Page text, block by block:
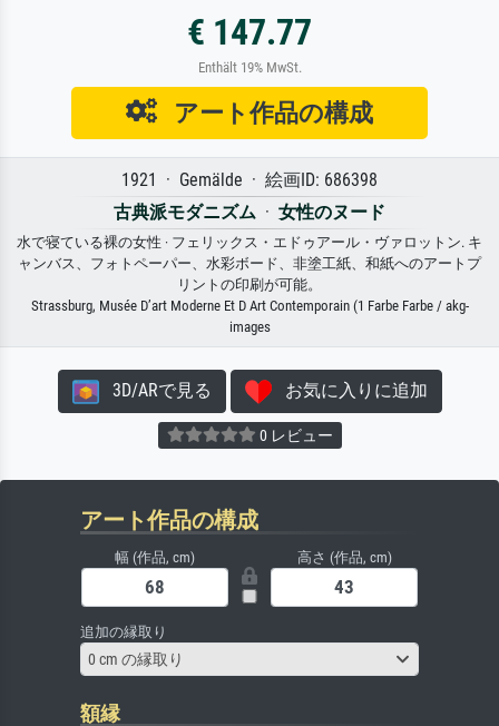
€ 147.77
Enthält 19% MwSt.
アート作品の構成
1921 · Gemälde · 絵画ID: 686398
古典派モダニズム · 女性のヌード
水で寝ている裸の女性 · フェリックス・エドゥアール・ヴァロットン. キ
ャンバス、フォトペーパー、水彩ボード、非塗工紙、和紙へのアートプ
リントの印刷が可能。
Strassburg, Musée D’art Moderne Et D Art Contemporain (1 Farbe Farbe / akg-
images
3D/ARで見る お気に入りに追加
0 レビュー
アート作品の構成
幅 (作品, cm) 高さ (作品, cm)
追加の縁取り
0 cm の縁取り
額縁